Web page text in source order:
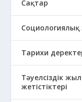
Сақтар
Социологиялық
Тарихи
Тәуелсіздік
жетістіктері